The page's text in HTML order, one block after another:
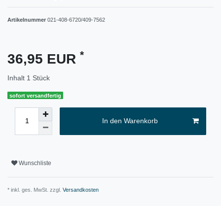
Artikelnummer 021-408-6720/409-7562
36,95 EUR *
Inhalt 1 Stück
sofort versandfertig
In den Warenkorb
Wunschliste
* inkl. ges. MwSt. zzgl. Versandkosten